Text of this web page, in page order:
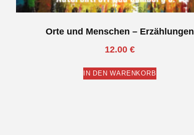
Orte und Menschen – Erzählungen
12.00 €
IN DEN WARENKORB